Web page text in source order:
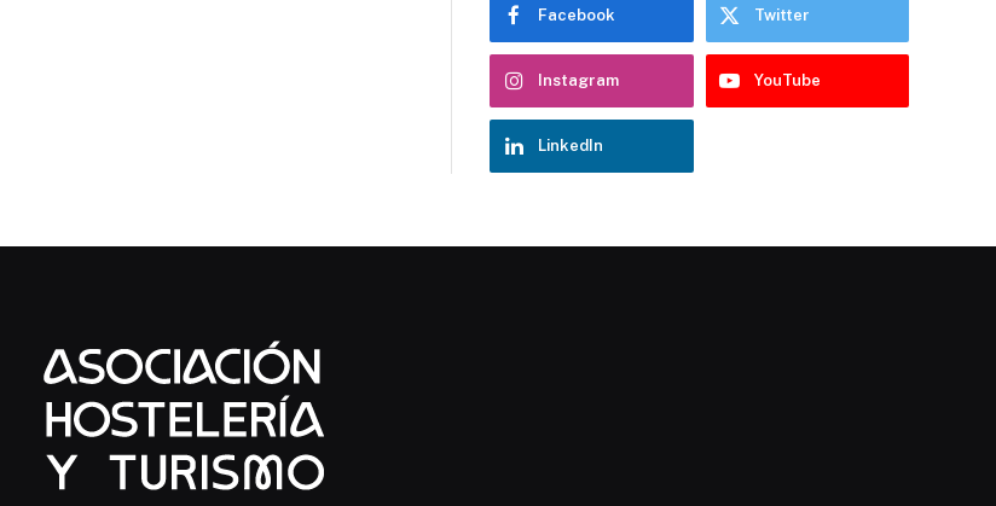
Facebook Twitter
Instagram YouTube
LinkedIn